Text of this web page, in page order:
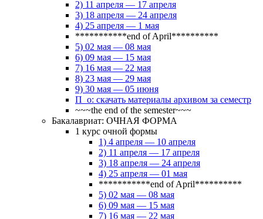
2) 11 апреля — 17 апреля
3) 18 апреля — 24 апреля
4) 25 апреля — 1 мая
***********end of April**********
5) 02 мая — 08 мая
6) 09 мая — 15 мая
7) 16 мая — 22 мая
8) 23 мая — 29 мая
9) 30 мая — 05 июня
П_о: скачать материалы архивом за семестр
~~~the end of the semester~~~
Бакалавриат: ОЧНАЯ ФОРМА
1 курс очной формы
1) 4 апреля — 10 апреля
2) 11 апреля — 17 апреля
3) 18 апреля — 24 апреля
4) 25 апреля — 01 мая
***********end of April**********
5) 02 мая — 08 мая
6) 09 мая — 15 мая
7) 16 мая — 22 мая